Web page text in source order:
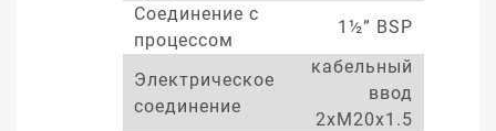
Соединение с
процессом
1½” BSP
Электрическое
соединение
кабельный
ввод
2xM20x1.5